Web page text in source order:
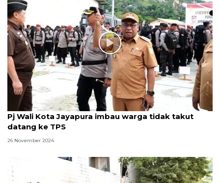
Pj Wali Kota Jayapura imbau warga tidak takut
datang ke TPS
26 November 2024